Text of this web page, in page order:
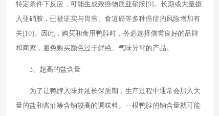
特定条件下反应，可能生成致癌物质亚硝胺[9]。长期或大量摄
入亚硝胺，已被证实与胃癌、食道癌等多种癌症的风险增加有
关[10]。因此，购买和食用鸭脖时，务必选择信誉良好的品牌
和商家，避免购买颜色过于鲜艳、气味异常的产品。
3、超高的盐含量
为了让鸭脖入味并延长保质期，生产过程中通常会加入大
量的盐和酱油等含钠较高的调味料。一根鸭脖的钠含量就可能